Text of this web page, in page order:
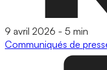
9 avril 2026 - 5 min
Communiqués de